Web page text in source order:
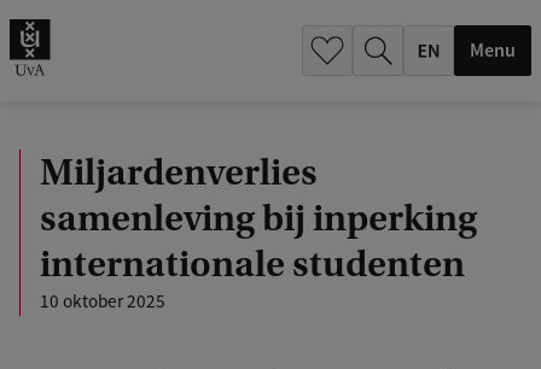
Menu
Miljardenverlies
samenleving bij inperking
internationale studenten
10 oktober 2025